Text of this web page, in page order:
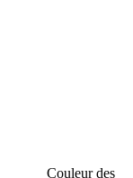
Couleur des